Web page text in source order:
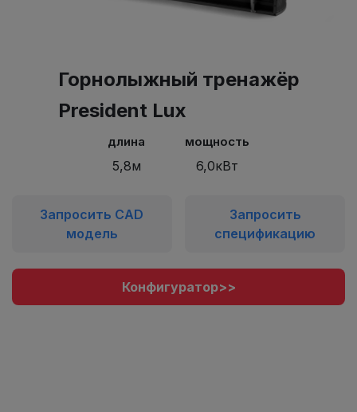
Горнолыжный тренажёр
President Lux
длина
5,8м
мощность
6,0кВт
Запросить CAD
модель
Запросить
спецификацию
Конфигуратор>>